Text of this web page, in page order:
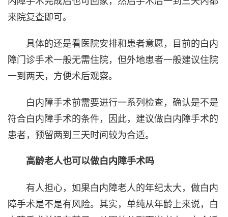
来院复查即可。
具体的还是看医院安排和患者意愿，目前的白内
障门诊手术一般无需住院，但外地患者一般建议住院
一到两天，方便术后观察。
白内障手术前需要进行一系列检查，确认是不是
符合白内障手术的条件，因此，建议做白内障手术的
患者，预留两到三天时间较为合适。
高龄老人也可以做白内障手术吗
有人担心，如果白内障老人的年纪太大，做白内
障手术是不是有风险。其实，单纯从年龄上来说，白